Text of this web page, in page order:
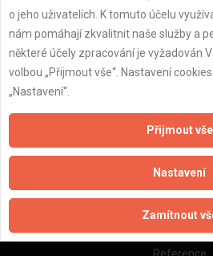
Aktualizováno z portálu ARES dne
Důležité
Naše firmy a
Zpracování a ochrana
Zásady pro používání
Obchodní podmínky
Obchodní podmínky
o jeho uživatelích. K tomuto účelu
nám pomáhají zkvalitnit naše služby a
některé účely zpracování je vyžadován
volbou „Přijmout vše“. Nastavení
„Nastavení“.
Přijmout vše
Nastavení
Zamítnout